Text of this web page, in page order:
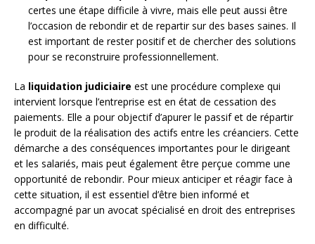
certes une étape difficile à vivre, mais elle peut aussi être
l’occasion de rebondir et de repartir sur des bases saines. Il
est important de rester positif et de chercher des solutions
pour se reconstruire professionnellement.
La liquidation judiciaire est une procédure complexe qui
intervient lorsque l’entreprise est en état de cessation des
paiements. Elle a pour objectif d’apurer le passif et de répartir
le produit de la réalisation des actifs entre les créanciers. Cette
démarche a des conséquences importantes pour le dirigeant
et les salariés, mais peut également être perçue comme une
opportunité de rebondir. Pour mieux anticiper et réagir face à
cette situation, il est essentiel d’être bien informé et
accompagné par un avocat spécialisé en droit des entreprises
en difficulté.